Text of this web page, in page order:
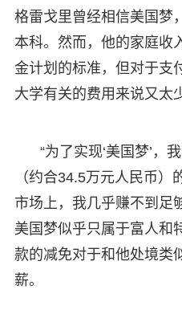
格雷戈里曾经相信美国梦
本科。然而，他的家庭收
金计划的标准，但对于支
大学有关的费用来说又太
“为了实现‘美国梦’，
（约合34.5万元人民币
市场上，我几乎赚不到足
美国梦似乎只属于富人和
款的减免对于和他处境类
薪。